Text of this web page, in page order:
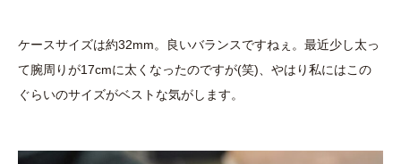
ケースサイズは約32mm。良いバランスですねぇ。最近少し太っ
て腕周りが17cmに太くなったのですが(笑)、やはり私にはこの
ぐらいのサイズがベストな気がします。